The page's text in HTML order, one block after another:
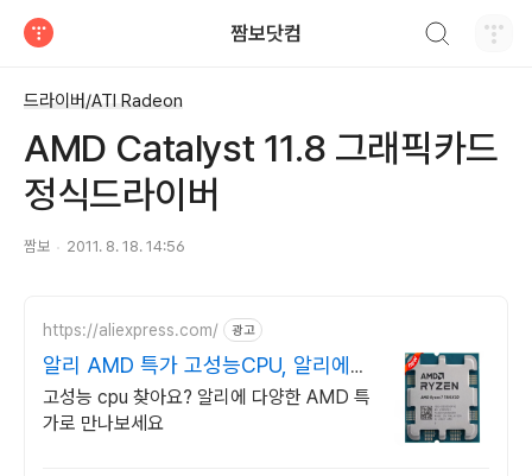
짬보닷컴
드라이버/ATI Radeon
AMD Catalyst 11.8 그래픽카드
정식드라이버
짬보 2011. 8. 18. 14:56
https://aliexpress.com/ 광고
알리 AMD 특가 고성능CPU, 알리에서
쇼핑
고성능 cpu 찾아요? 알리에 다양한 AMD 특
가로 만나보세요